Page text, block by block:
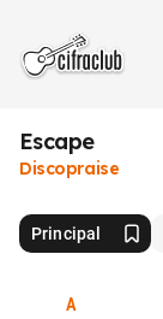
Escape
Discopraise
Principal
A